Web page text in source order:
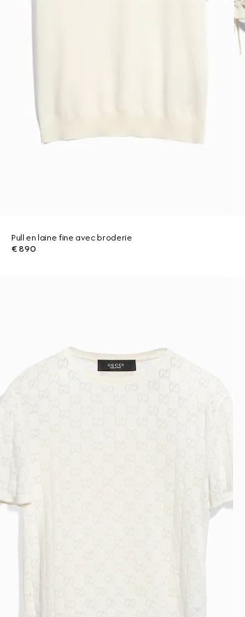
Pull en laine fine avec broderie
€ 890